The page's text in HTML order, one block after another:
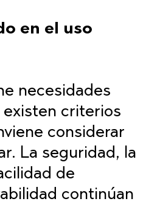
en el uso
necesidades
criterios
considerar
La seguridad, la
de
continúan